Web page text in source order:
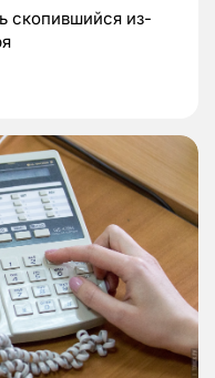
скопившийся из-